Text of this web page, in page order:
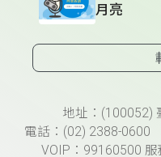
月亮
頁尾資訊地址：(100052)
電話：(02) 2388-0600
VOIP：99160500